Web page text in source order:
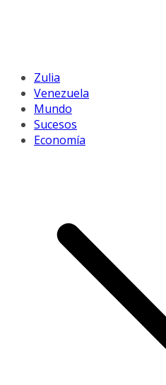
Zulia
Venezuela
Mundo
Sucesos
Economía